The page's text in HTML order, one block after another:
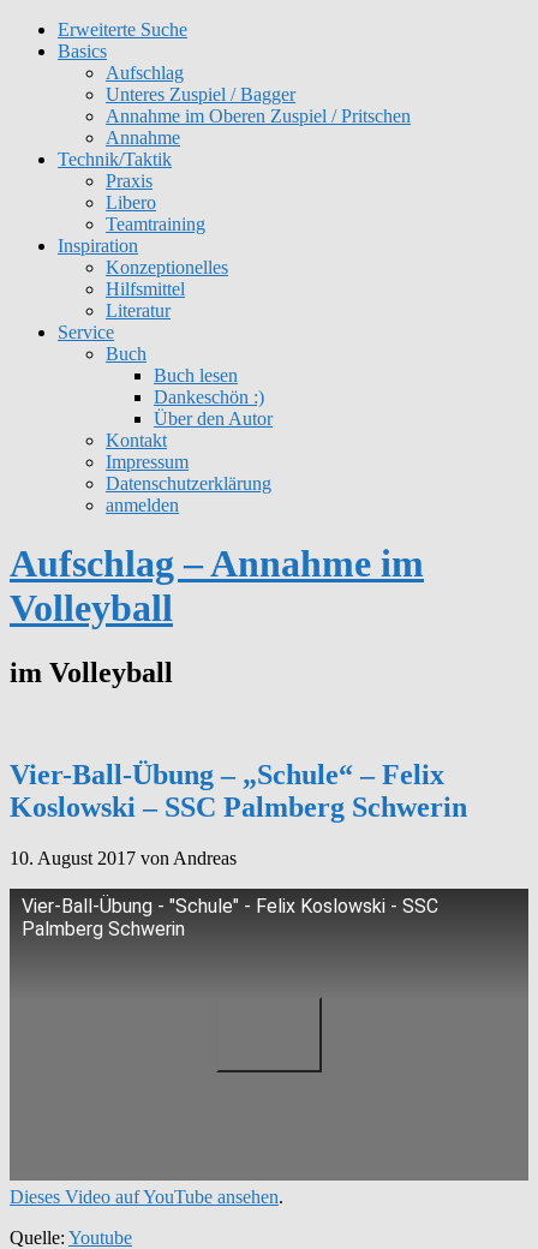
Erweiterte Suche
Basics
Aufschlag
Unteres Zuspiel / Bagger
Annahme im Oberen Zuspiel / Pritschen
Annahme
Technik/Taktik
Praxis
Libero
Teamtraining
Inspiration
Konzeptionelles
Hilfsmittel
Literatur
Service
Buch
Buch lesen
Dankeschön :)
Über den Autor
Kontakt
Impressum
Datenschutzerklärung
anmelden
Aufschlag – Annahme im
Volleyball
im Volleyball
Vier-Ball-Übung – „Schule“ – Felix
Koslowski – SSC Palmberg Schwerin
10. August 2017 von Andreas
Vier-Ball-Übung - "Schule" - Felix Koslowski - SSC
Palmberg Schwerin
Dieses Video auf YouTube ansehen.
Quelle: Youtube
Get 30% off your first purchase